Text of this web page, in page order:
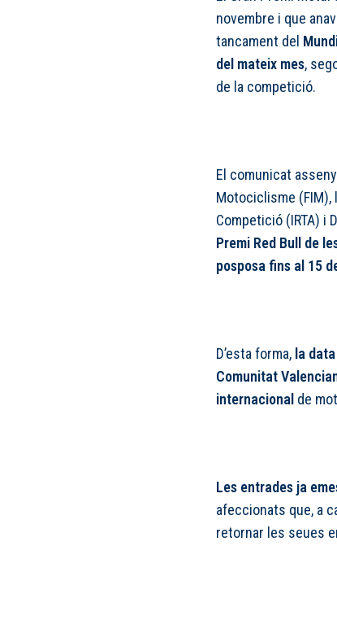
novembre i que
tancament del
del mateix mes,
de la competició.
El comunicat
Motociclisme (FIM),
Competició (IRTA) i
Premi Red Bull de
posposa fins al 15
D’esta forma, la
Comunitat
internacional de
Les entrades ja
afeccionats que, a
retornar les seues